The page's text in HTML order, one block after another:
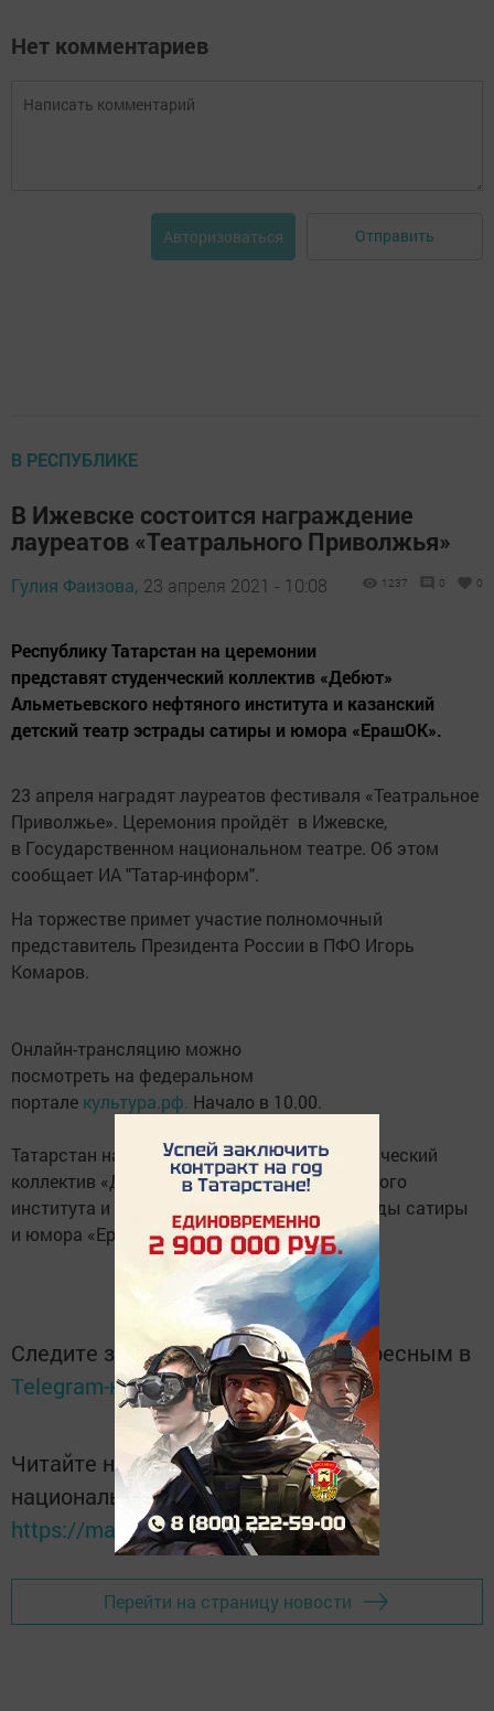
Нет комментариев
Авторизоваться Отправить
В РЕСПУБЛИКЕ
В Ижевске состоится награждение
лауреатов «Театрального Приволжья»
Гулия Фаизова, 23 апреля 2021 - 10:08 1237 0 0
Республику Татарстан на церемонии
представят студенческий коллектив «Дебют»
Альметьевского нефтяного института и казанский
детский театр эстрады сатиры и юмора «ЕрашОК».
23 апреля наградят лауреатов фестиваля «Театральное
Приволжье». Церемония пройдёт в Ижевске,
в Государственном национальном театре. Об этом
сообщает ИА "Татар-информ".
На торжестве примет участие полномочный
представитель Президента России в ПФО Игорь
Комаров.
Онлайн-трансляцию можно
посмотреть на федеральном
портале культура.рф. Начало в 10.00.
Татарстан на церемонии представят студенческий
коллектив «Дебют» Альметьевского нефтяного
института и казанский детский театр эстрады сатиры
и юмора «ЕрашОК».
Следите за самым важным и интересным в
Telegram-каналеТатмедиа
Читайте новости Татарстана в
национальном мессенджере MАХ:
https://max.ru/tatmedia
Перейти на страницу новости